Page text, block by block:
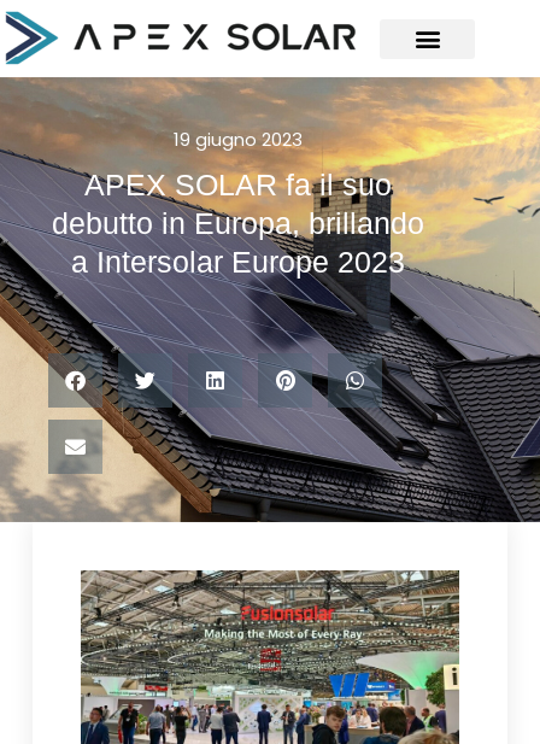
19 giugno 2023
APEX SOLAR fa il suo
debutto in Europa, brillando
a Intersolar Europe 2023